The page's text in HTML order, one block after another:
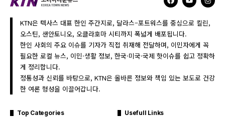
KTN은 텍사스 대표 한인 주간지로, 달라스–포트워스를 중심으로 킬린,
오스틴, 샌안토니오, 오클라호마 시티까지 폭넓게 배포됩니다.
한인 사회의 주요 이슈를 기자가 직접 취재해 전달하며, 이민자에게 꼭
필요한 로컬 뉴스, 이민·생활 정보, 한국·미국·국제 핫이슈를 쉽고 정확하
게 정리합니다.
정통성과 신뢰를 바탕으로, KTN은 올바른 정보와 책임 있는 보도로 건강
한 여론 형성을 이끌어갑니다.
Top Categories Usefull Links